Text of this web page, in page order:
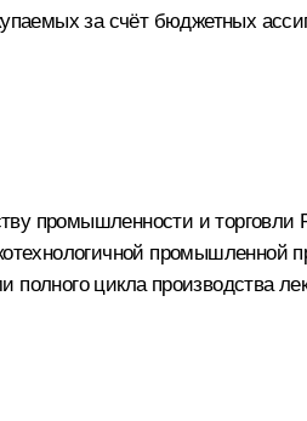
за счёт бюджетных
промышленности и торговли
промышленной
полного цикла